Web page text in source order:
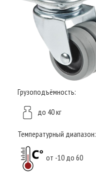
Грузоподъёмность:
до 40 кг
Температурный диапазон:
от -10 до 60